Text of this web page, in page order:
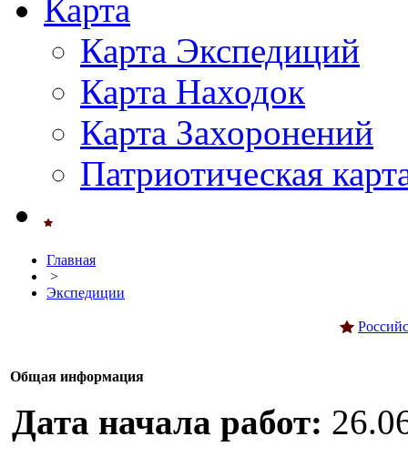
Карта
Карта Экспедиций
Карта Находок
Карта Захоронений
Патриотическая
Главная
>
Экспедиции
Общая информация
Дата начала работ: